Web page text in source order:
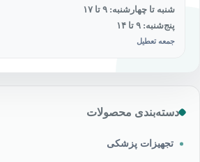
شنبه تا چهارشنبه: ۹ تا ۱۷
پنج‌شنبه: ۹ تا ۱۴
جمعه تعطیل
دسته‌بندی محصولات
تجهیزات پزشکی